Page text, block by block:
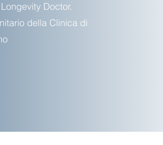
Doctor.
della Clinica di